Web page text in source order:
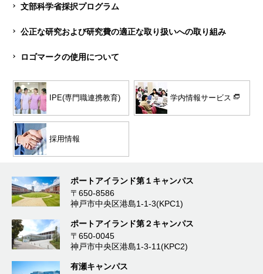
文部科学省採択プログラム
公正な研究および研究費の適正な取り扱いへの取り組み
ロゴマークの使用について
IPE(専門職連携教育) 学内情報サービス
採用情報
ポートアイランド第１キャンパス
〒650-8586
神戸市中央区港島1-1-3(KPC1)
ポートアイランド第２キャンパス
〒650-0045
神戸市中央区港島1-3-11(KPC2)
有瀬キャンパス